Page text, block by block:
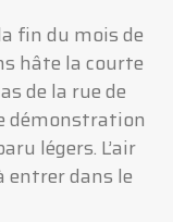
fin du mois de
hâte la courte
de la rue de
démonstration
légers. L’air
entrer dans le